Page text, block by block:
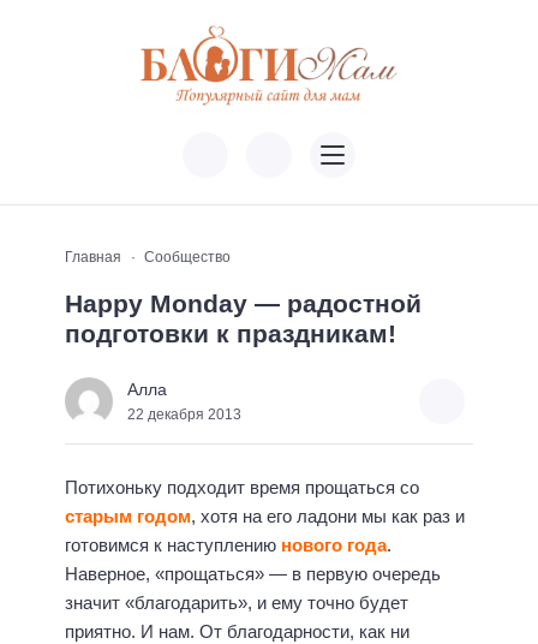
Главная Сообщество
Happy Monday — радостной
подготовки к праздникам!
Алла
22 декабря 2013
Потихоньку подходит время прощаться со
старым годом, хотя на его ладони мы как раз и
готовимся к наступлению нового года.
Наверное, «прощаться» — в первую очередь
значит «благодарить», и ему точно будет
приятно. И нам. От благодарности, как ни